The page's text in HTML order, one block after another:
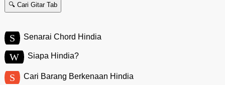
🔍 Cari Gitar Tab
S Senarai Chord Hindia
W Siapa Hindia?
S Cari Barang Berkenaan Hindia